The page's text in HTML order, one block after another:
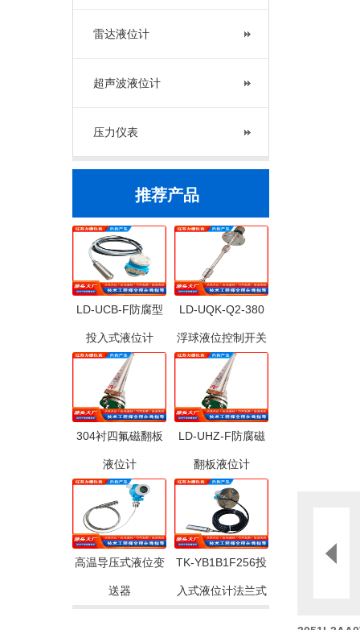
雷达液位计
超声波液位计
压力仪表
推荐产品
LD-UCB-F防腐型
投入式液位计
LD-UQK-Q2-380
浮球液位控制开关
304衬四氟磁翻板
液位计
LD-UHZ-F防腐磁
翻板液位计
高温导压式液位变
送器
TK-YB1B1F256投
入式液位计法兰式